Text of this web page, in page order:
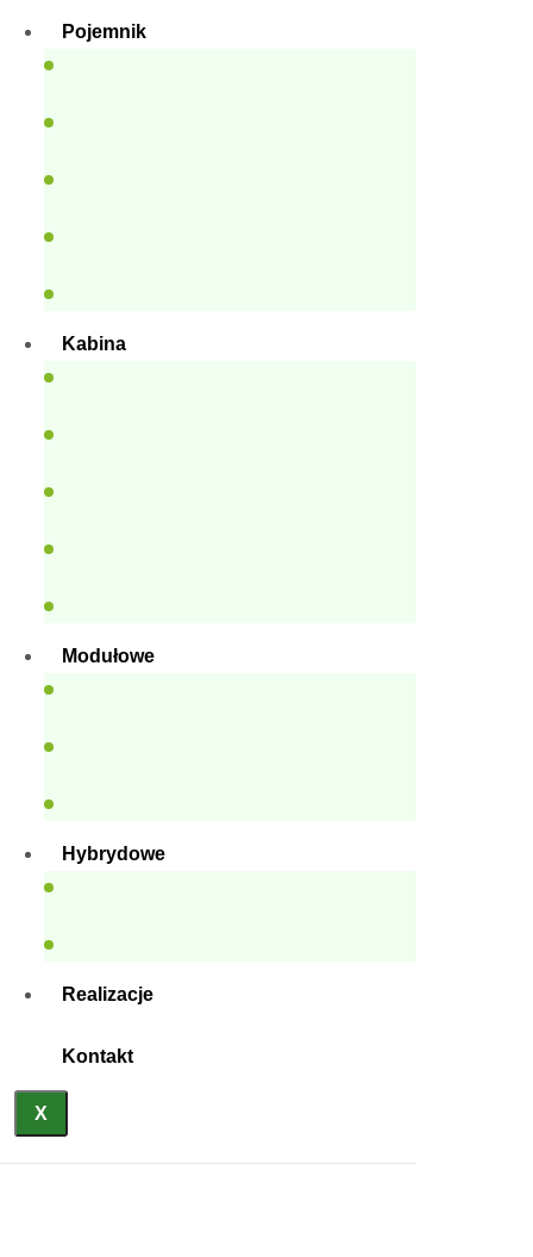
Pojemnik
Kabina
Modułowe
Hybrydowe
Realizacje
Kontakt
X